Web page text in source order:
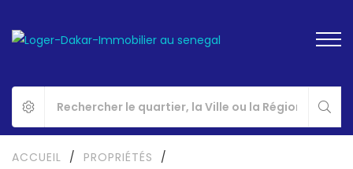
ACCUEIL / PROPRIÉTÉS
/